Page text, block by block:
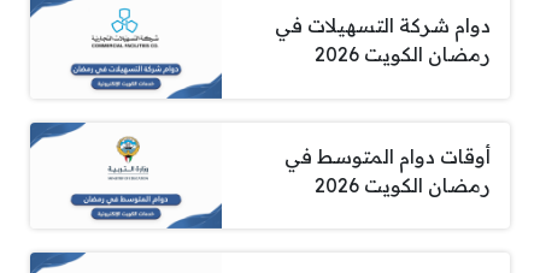
دوام شركة التسهيلات في
رمضان الكويت 2026
أوقات دوام المتوسط في
رمضان الكويت 2026